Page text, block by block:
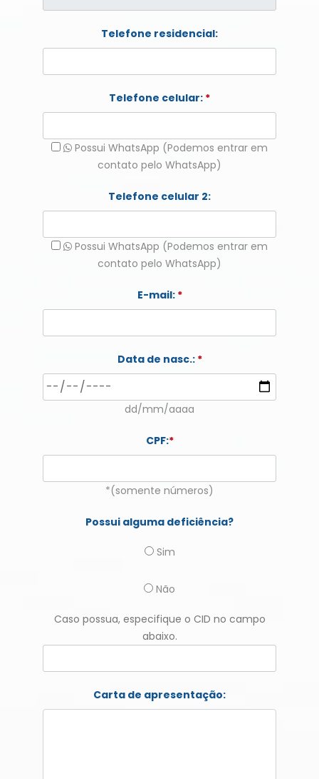
Telefone residencial:
Telefone celular: *
Possui WhatsApp (Podemos entrar em
contato pelo WhatsApp)
Telefone celular 2:
Possui WhatsApp (Podemos entrar em
contato pelo WhatsApp)
E-mail: *
Data de nasc.: *
dd/mm/aaaa
CPF:*
*(somente números)
Possui alguma deficiência?
Sim
Não
Caso possua, especifique o CID no campo
abaixo.
Carta de apresentação: